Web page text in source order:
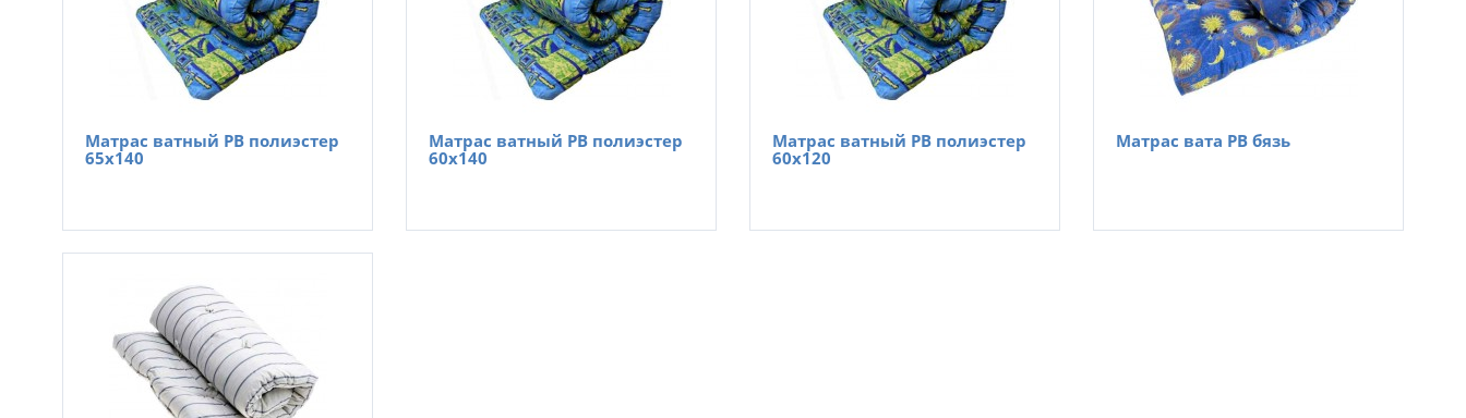
Матрас ватный РВ полиэстер
65х140
Матрас ватный РВ полиэстер
60х140
Матрас ватный РВ полиэстер
60х120
Матрас вата РВ бязь